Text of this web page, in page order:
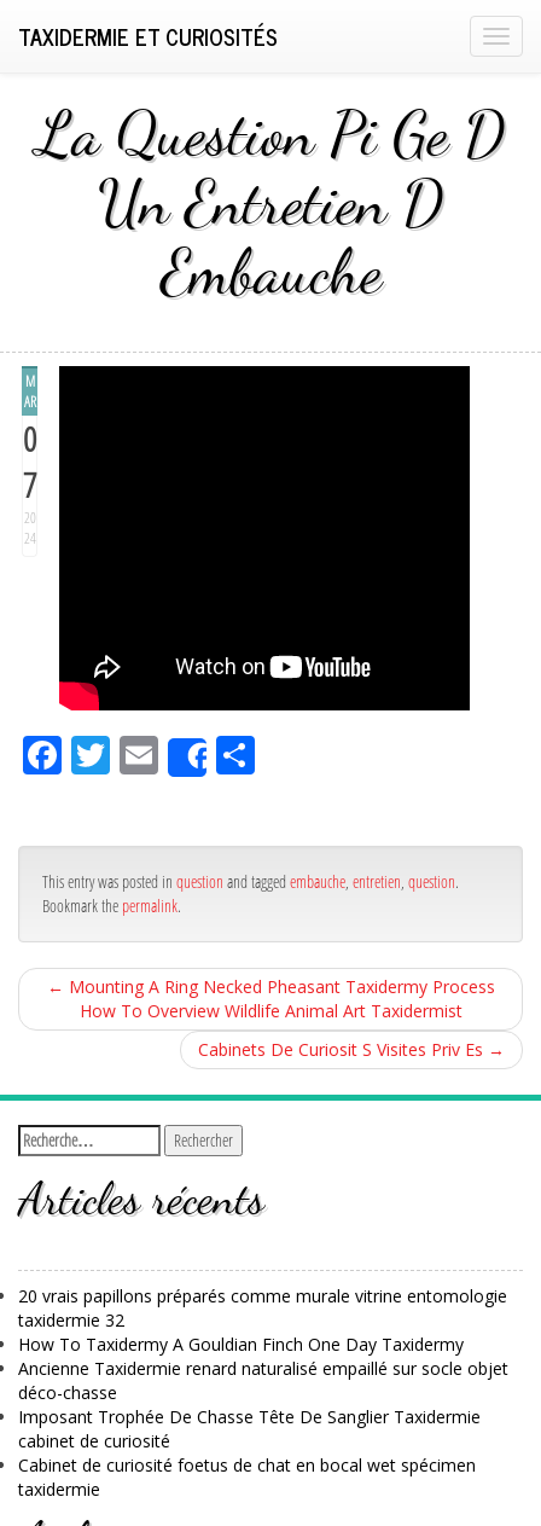
T
g
g
l
g
TAXIDERMIE ET CURIOSITÉS
La Question Pi Ge D
Un Entretien D
Embauche
M
AR
0
7
20
24
Fa
ce
ok
Tw
itt
Em
ail
Share
r
This entry was posted in question and tagged embauche entretien question.
Bookmark the permalink.
← Mounting A Ring Necked Pheasant Taxidermy Process
How To Overview Wildlife Animal Art Taxidermist
Cabinets De Curiosit S Visites Priv Es →
Articles récents
20 vrais papillons préparés comme murale vitrine entomologie
taxidermie 32
How To Taxidermy A Gouldian Finch One Day Taxidermy
Ancienne Taxidermie renard naturalisé empaillé sur socle objet
déco-chasse
Imposant Trophée De Chasse Tête De Sanglier Taxidermie
cabinet de curiosité
Cabinet de curiosité foetus de chat en bocal wet spécimen
taxidermie